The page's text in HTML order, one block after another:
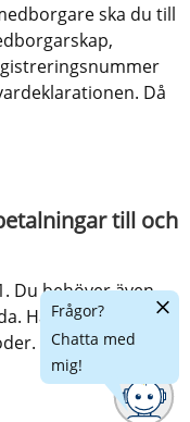
ska du till
Då
till och
Du behöver även
Här hittar du en
Frågor?
Chatta med
mig!
Dölj